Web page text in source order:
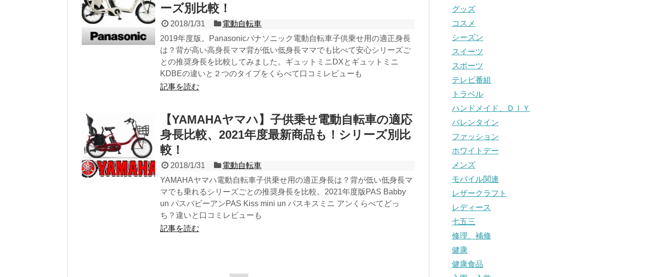
ーズ別比較！
2018/1/31
電動自転車
2019年度版。Panasonicパナソニック電動自転車子供乗せ用の適正身長
は？背が高い高身長ママ背が低い低身長ママでも比べて安心シリーズご
との推奨身長を比較してみました。ギュットミニDXとギュットミニ
KDBEの違いと２つのタイプをくらべて口コミレビューも
記事を読む
【YAMAHAヤマハ】子供乗せ電動自転車の適応
身長比較、2021年度最新商品も！シリーズ別比
較！
2018/1/31
電動自転車
YAMAHAヤマハ電動自転車子供乗せ用の適正身長は？背が低い低身長マ
マでも乗れるシリーズごとの推奨身長を比較。2021年度版PAS Babby
un パスバビーアンPAS Kiss mini un パスキスミニ アンくらべてどっ
ち？違いと口コミレビューも
記事を読む
グッズ
コスメ
シーズン
スイーツ
スポーツ
テレビ番組
トラベル
ハンドメイド、ＤＩＹ
バレンタイン
ファッション
ホワイトデー
メンズ
モバイル関連
レザークラフト
レディース
七五三
修理、補修
健康
健康食品